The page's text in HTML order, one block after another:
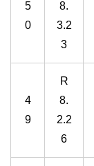
5
0
8.
3.2
3
4
9
R
8.
2.2
6